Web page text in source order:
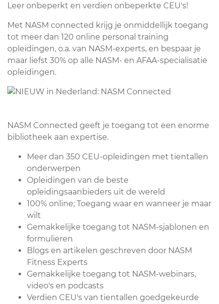
Leer onbeperkt en verdien onbeperkte CEU's!
Met NASM connected krijg je onmiddellijk toegang
tot meer dan 120 online personal training
opleidingen, o.a. van NASM-experts, en bespaar je
maar liefst 30% op alle NASM- en AFAA-specialisatie
opleidingen.
NASM Connected geeft je toegang tot een enorme
bibliotheek aan expertise.
Meer dan 350 CEU-opleidingen met tientallen
onderwerpen
Opleidingen van de beste
opleidingsaanbieders uit de wereld
100% online; Toegang waar en wanneer je maar
wilt
Gemakkelijke toegang tot NASM-sjablonen en
formulieren
Blogs en artikelen geschreven door NASM
Fitness Experts
Gemakkelijke toegang tot NASM-webinars,
video's en podcasts
Verdien CEU's van tientallen goedgekeurde